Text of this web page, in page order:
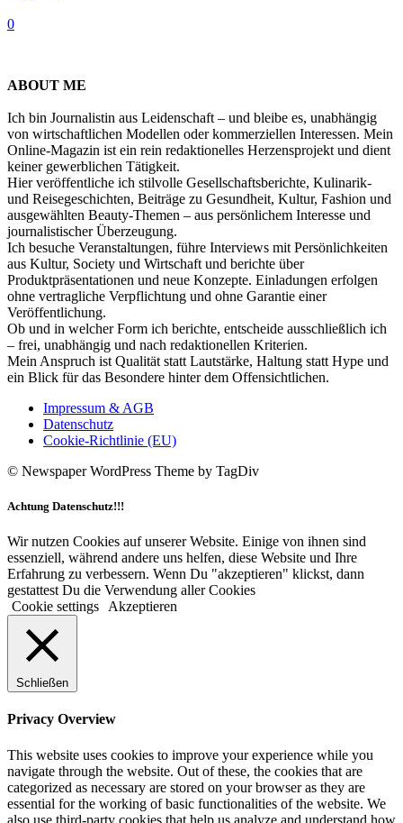
0
ABOUT ME
Ich bin Journalistin aus Leidenschaft – und bleibe es, unabhängig
von wirtschaftlichen Modellen oder kommerziellen Interessen. Mein
Online-Magazin ist ein rein redaktionelles Herzensprojekt und dient
keiner gewerblichen Tätigkeit.
Hier veröffentliche ich stilvolle Gesellschaftsberichte, Kulinarik-
und Reisegeschichten, Beiträge zu Gesundheit, Kultur, Fashion und
ausgewählten Beauty-Themen – aus persönlichem Interesse und
journalistischer Überzeugung.
Ich besuche Veranstaltungen, führe Interviews mit Persönlichkeiten
aus Kultur, Society und Wirtschaft und berichte über
Produktpräsentationen und neue Konzepte. Einladungen erfolgen
ohne vertragliche Verpflichtung und ohne Garantie einer
Veröffentlichung.
Ob und in welcher Form ich berichte, entscheide ausschließlich ich
– frei, unabhängig und nach redaktionellen Kriterien.
Mein Anspruch ist Qualität statt Lautstärke, Haltung statt Hype und
ein Blick für das Besondere hinter dem Offensichtlichen.
Impressum & AGB
Datenschutz
Cookie-Richtlinie (EU)
© Newspaper WordPress Theme by TagDiv
Achtung Datenschutz!!!
Wir nutzen Cookies auf unserer Website. Einige von ihnen sind
essenziell, während andere uns helfen, diese Website und Ihre
Erfahrung zu verbessern. Wenn Du "akzeptieren" klickst, dann
gestattest Du die Verwendung aller Cookies
Cookie settings
Akzeptieren
Schließen
Privacy Overview
This website uses cookies to improve your experience while you
navigate through the website. Out of these, the cookies that are
categorized as necessary are stored on your browser as they are
essential for the working of basic functionalities of the website. We
also use third-party cookies that help us analyze and understand how